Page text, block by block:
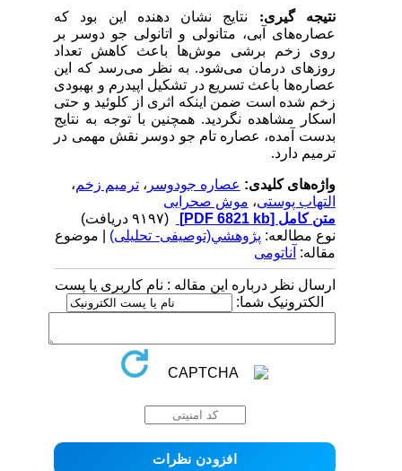
نتیجه گیری:نتایج نشان دهنده این بود که
عصاره‌های آبی، متانولی و اتانولی جو دوسر بر
روی زخم برشی موش‌ها باعث کاهش تعداد
روزهای درمان می‌شود. به نظر می‌رسد که این
عصاره‌ها باعث تسریع در تشکیل اپیدرم و بهبودی
زخم شده است ضمن اینکه اثری از کلوئید و حتی
اسکار مشاهده نگردید. همچنین با توجه به نتایج
بدست آمده، عصاره تام جو دوسر نقش مهمی در
ترمیم دارد.
واژه‌های کلیدی:عصاره جودوسر، ترمیم زخم،
التهاب پوستی،موش صحرایی
متن کامل[PDF 6821 kb]
نوع مطالعه:پژوهشي(توصیفی- تحلیلی) | موضوع
مقاله:آناتومی
ارسال نظر درباره این مقاله : نام کاربری یا پست
الکترونیک شما: